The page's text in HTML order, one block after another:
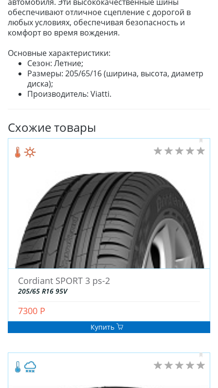
ЛЕТНИЕ
ДЛЯ СПЕЦТЕХНИКИ
автомобиля. Эти высококачественные шины
обеспечивают отличное сцепление с дорогой в
любых условиях, обеспечивая безопасность и
комфорт во время вождения.
Основные характеристики:
Сезон: Летние;
Размеры: 205/65/16 (ширина, высота, диаметр
диска);
Производитель: Viatti.
Схожие товары
Cordiant SPORT 3 ps-2
205/65 R16 95V
7300 Р
Купить